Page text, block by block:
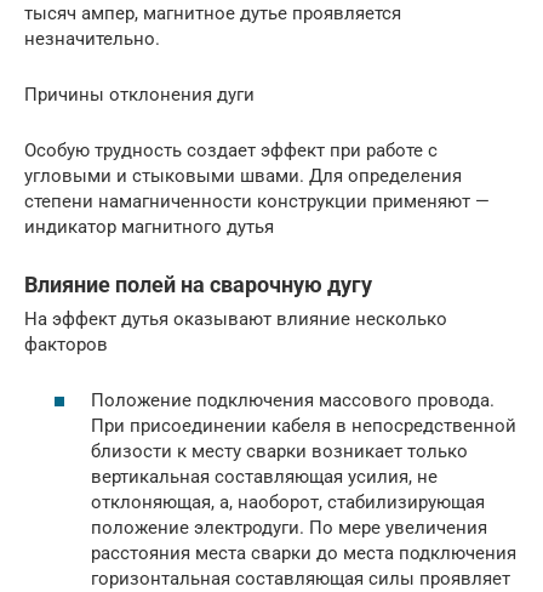
тысяч ампер, магнитное дутье проявляется
незначительно.
Причины отклонения дуги
Особую трудность создает эффект при работе с
угловыми и стыковыми швами. Для определения
степени намагниченности конструкции применяют —
индикатор магнитного дутья
Влияние полей на сварочную дугу
На эффект дутья оказывают влияние несколько
факторов
Положение подключения массового провода.
При присоединении кабеля в непосредственной
близости к месту сварки возникает только
вертикальная составляющая усилия, не
отклоняющая, а, наоборот, стабилизирующая
положение электродуги. По мере увеличения
расстояния места сварки до места подключения
горизонтальная составляющая силы проявляет